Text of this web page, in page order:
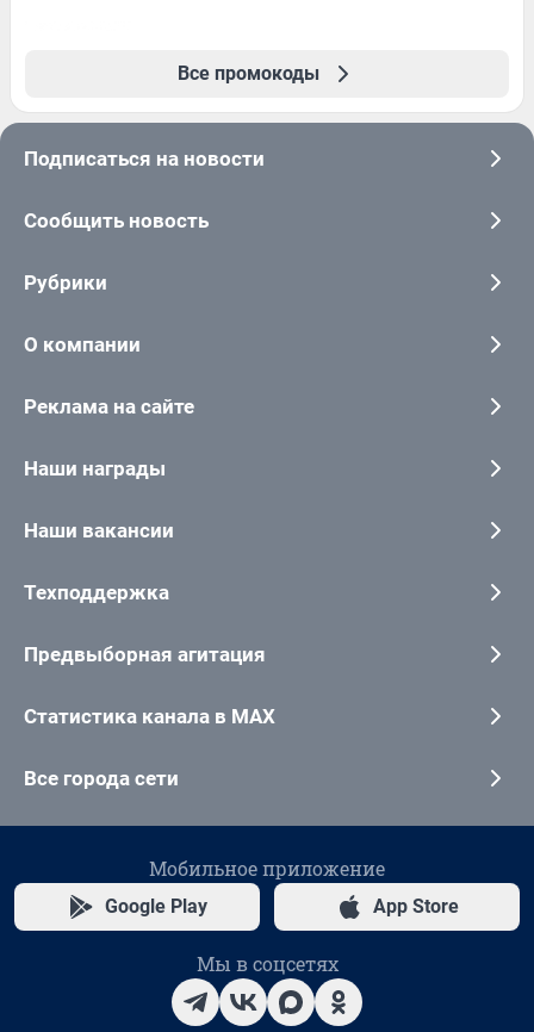
Все промокоды
Подписаться на новости
Сообщить новость
Рубрики
О компании
Реклама на сайте
Наши награды
Наши вакансии
Техподдержка
Предвыборная агитация
Статистика канала в MAX
Все города сети
Мобильное приложение
Google Play App Store
Мы в соцсетях